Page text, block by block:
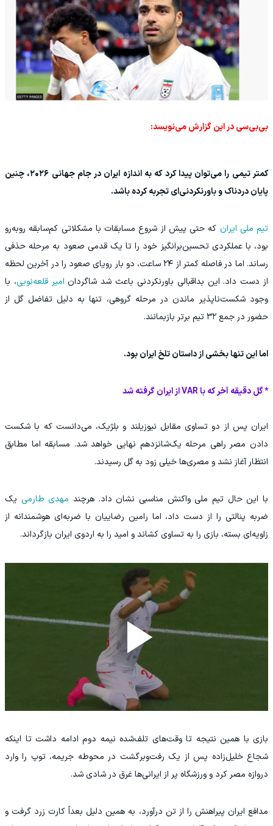
بی‌بی‌سی در این گزارش می‌نویسد:
کمتر تیمی را می‌توان پیدا کرد که به اندازه ایران در جام جهانی ۲۰۲۶، چنین
پایان دردناک و باورنکردنی‌ای تجربه کرده باشد.
تیم ملی ایران که حتی پیش از شروع مسابقات با مشکلاتی کم‌سابقه روبه‌رو
بود، با عملکردی تحسین‌برانگیز خود را تا یک قدمی صعود به مرحله حذفی
رساند. اما در فاصله کمتر از ۲۴ ساعت، دو بار رویای صعود را در آخرین لحظه
از دست داد. این بداقبالی باورنکردنی باعث شد شاگردان امیر قلعه‌نویی، با
وجود شکست‌ناپذیر ماندن در مرحله گروهی، تنها به دلیل تفاضل گل از
حضور در جمع ۳۲ تیم برتر بازبمانند.
اما این تنها بخشی از داستان تلخ ایران بود.
* گل دقیقه آخر که با VAR از ایران گرفته شد
ایران پس از دو تساوی مقابل نیوزیلند و بلژیک، می‌دانست که با شکست
دادن مصر راهی مرحله یک‌شانزدهم نهایی خواهد شد. مسابقه اما مطابق
انتظار آغاز نشد و مصری‌ها خیلی زود به گل رسیدند.
با این حال تیم ملی واکنش مناسبی نشان داد. هرچند مهدی طارمی یک
ضربه پنالتی را از دست داد، اما رامین رضاییان با ضربه‌ای هوشمندانه از
زاویه‌ای بسته، بازی را به تساوی کشاند و امید را به اردوی ایران بازگرداند.
بازی با همین نتیجه تا وقت‌های تلف‌شده نیمه دوم ادامه داشت تا اینکه
شجاع خلیل‌زاده پس از یک رفت‌وبرگشت در محوطه جریمه، توپ را وارد
دروازه مصر کرد و ورزشگاه پر از ایرانی‌ها غرق در شادی شد.
مدافع ایران پیراهنش را از تن درآورد، به همین دلیل بعداً کارت زرد گرفت و